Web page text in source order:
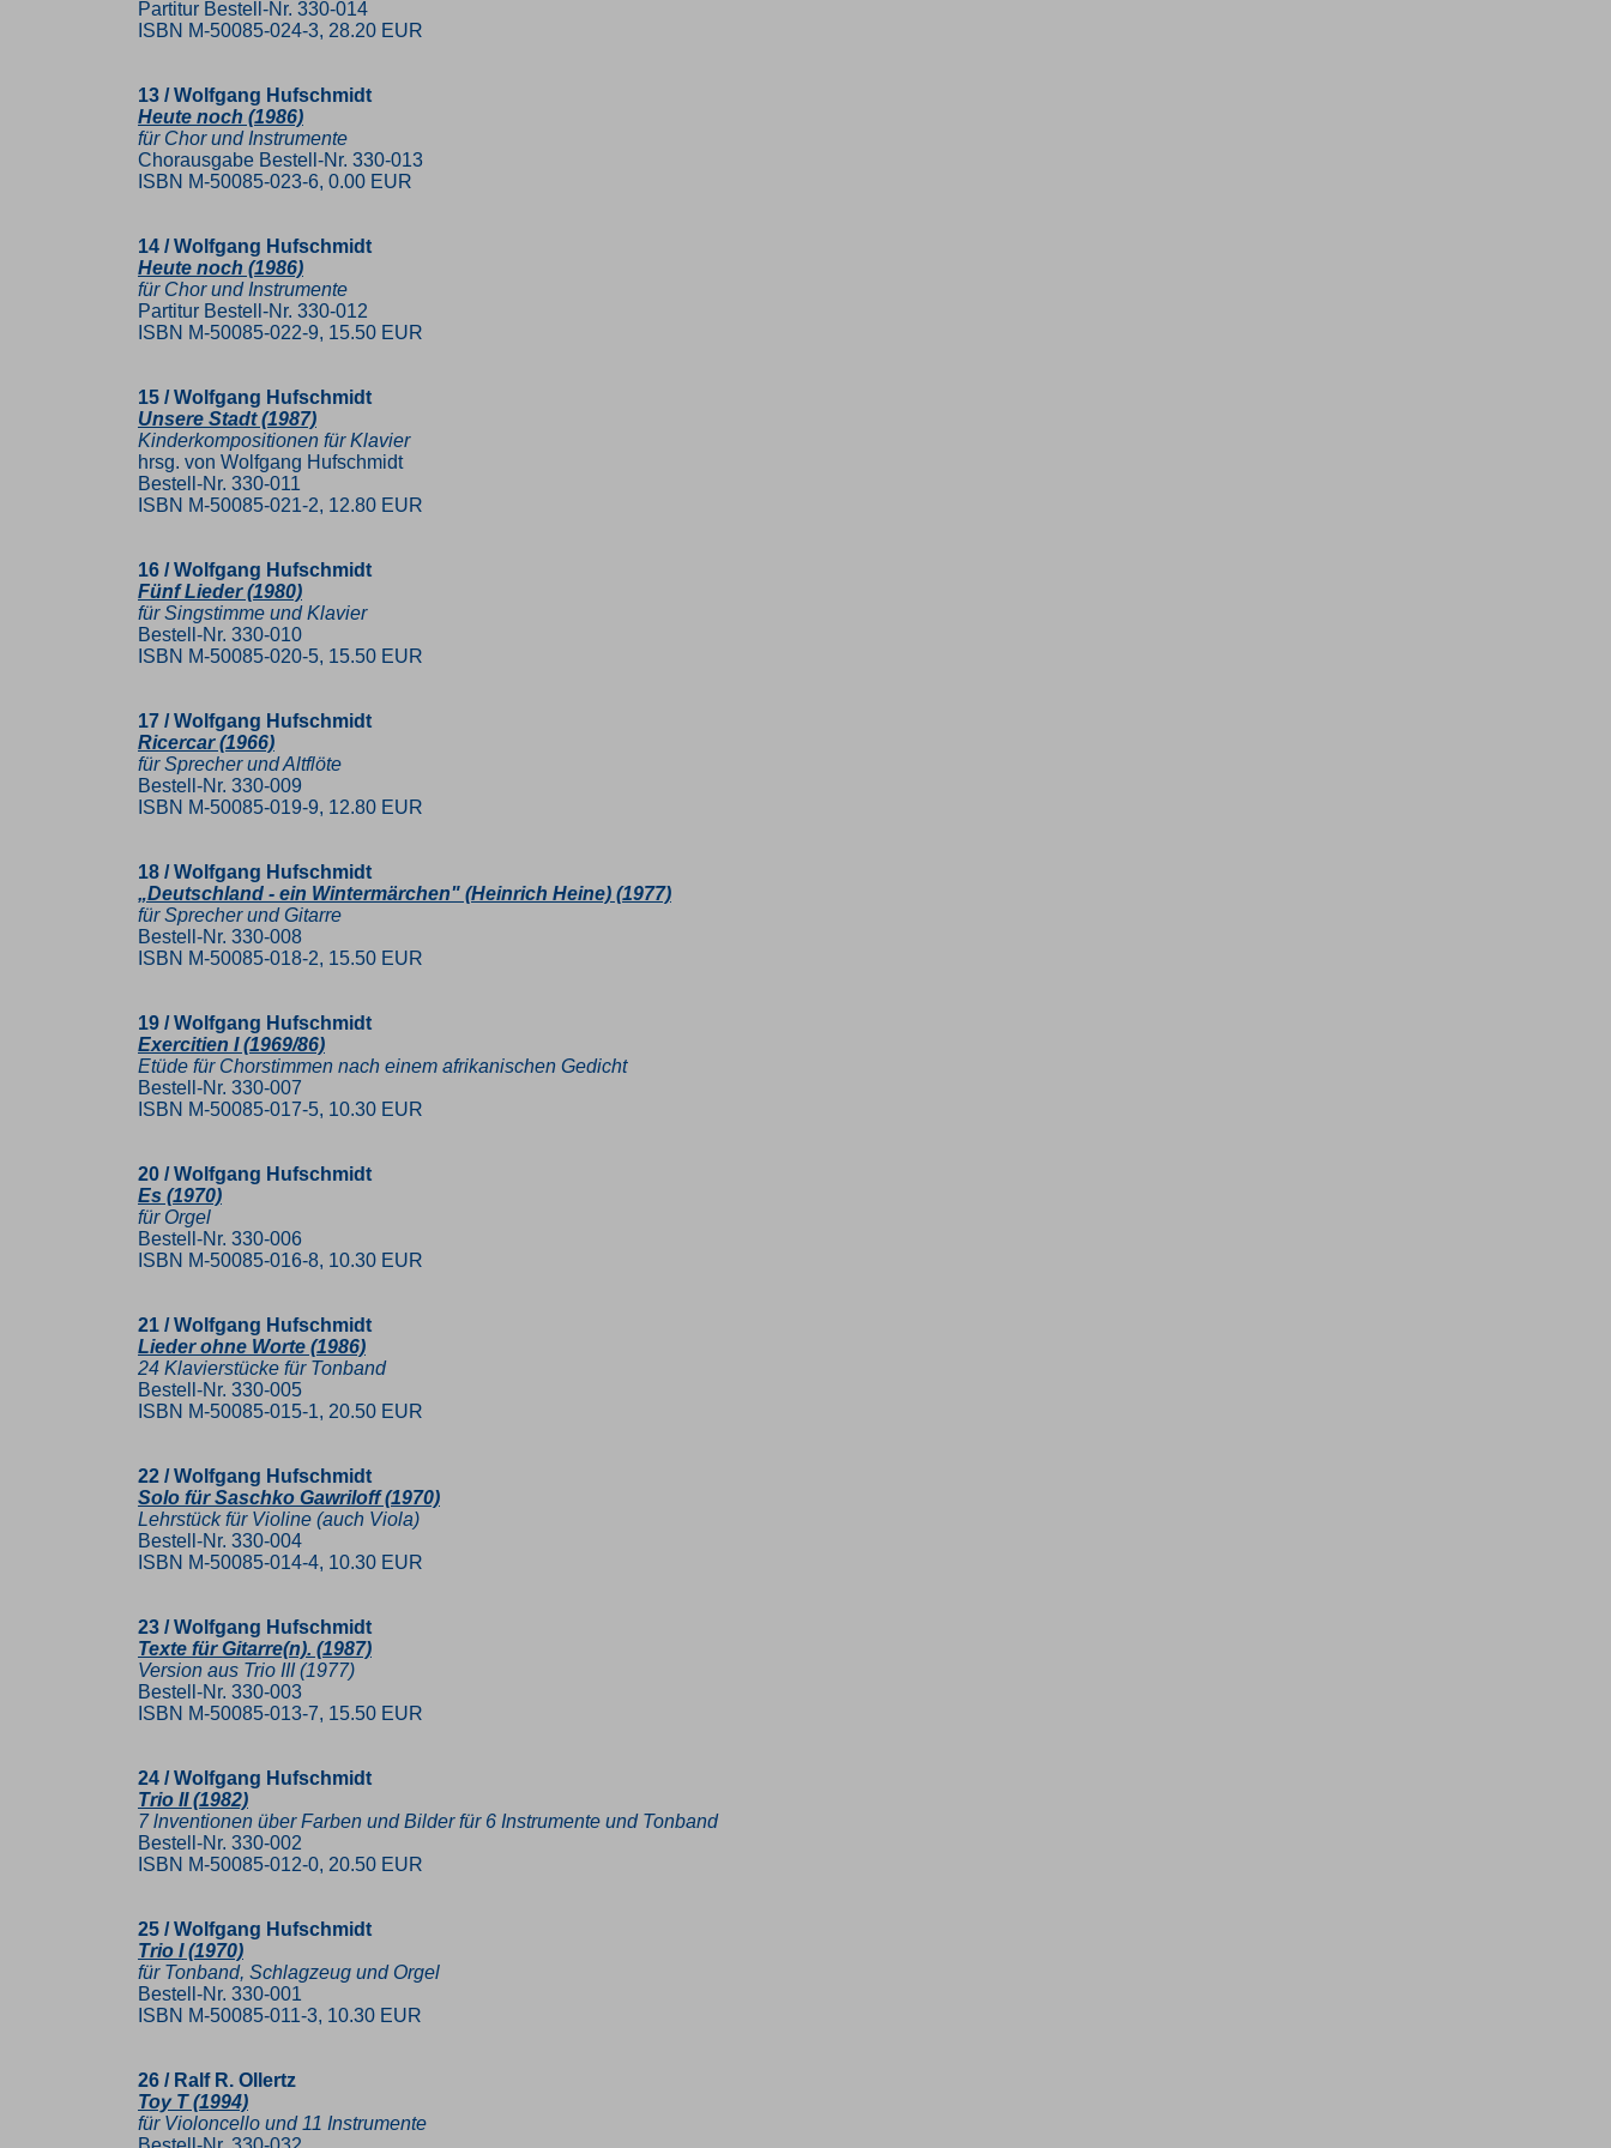
Partitur Bestell-Nr. 330-014
ISBN M-50085-024-3, 28.20 EUR
13 / Wolfgang Hufschmidt
Heute noch (1986)
für Chor und Instrumente
Chorausgabe Bestell-Nr. 330-013
ISBN M-50085-023-6, 0.00 EUR
14 / Wolfgang Hufschmidt
Heute noch (1986)
für Chor und Instrumente
Partitur Bestell-Nr. 330-012
ISBN M-50085-022-9, 15.50 EUR
15 / Wolfgang Hufschmidt
Unsere Stadt (1987)
Kinderkompositionen für Klavier
hrsg. von Wolfgang Hufschmidt
Bestell-Nr. 330-011
ISBN M-50085-021-2, 12.80 EUR
16 / Wolfgang Hufschmidt
Fünf Lieder (1980)
für Singstimme und Klavier
Bestell-Nr. 330-010
ISBN M-50085-020-5, 15.50 EUR
17 / Wolfgang Hufschmidt
Ricercar (1966)
für Sprecher und Altflöte
Bestell-Nr. 330-009
ISBN M-50085-019-9, 12.80 EUR
18 / Wolfgang Hufschmidt
„Deutschland - ein Wintermärchen" (Heinrich Heine) (1977)
für Sprecher und Gitarre
Bestell-Nr. 330-008
ISBN M-50085-018-2, 15.50 EUR
19 / Wolfgang Hufschmidt
Exercitien I (1969/86)
Etüde für Chorstimmen nach einem afrikanischen Gedicht
Bestell-Nr. 330-007
ISBN M-50085-017-5, 10.30 EUR
20 / Wolfgang Hufschmidt
Es (1970)
für Orgel
Bestell-Nr. 330-006
ISBN M-50085-016-8, 10.30 EUR
21 / Wolfgang Hufschmidt
Lieder ohne Worte (1986)
24 Klavierstücke für Tonband
Bestell-Nr. 330-005
ISBN M-50085-015-1, 20.50 EUR
22 / Wolfgang Hufschmidt
Solo für Saschko Gawriloff (1970)
Lehrstück für Violine (auch Viola)
Bestell-Nr. 330-004
ISBN M-50085-014-4, 10.30 EUR
23 / Wolfgang Hufschmidt
Texte für Gitarre(n). (1987)
Version aus Trio III (1977)
Bestell-Nr. 330-003
ISBN M-50085-013-7, 15.50 EUR
24 / Wolfgang Hufschmidt
Trio II (1982)
7 lnventionen über Farben und Bilder für 6 Instrumente und Tonband
Bestell-Nr. 330-002
ISBN M-50085-012-0, 20.50 EUR
25 / Wolfgang Hufschmidt
Trio I (1970)
für Tonband, Schlagzeug und Orgel
Bestell-Nr. 330-001
ISBN M-50085-011-3, 10.30 EUR
26 / Ralf R. Ollertz
Toy T (1994)
für Violoncello und 11 Instrumente